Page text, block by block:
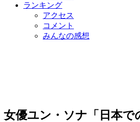
ランキング
アクセス
コメント
みんなの感想
女優ユン・ソナ「日本